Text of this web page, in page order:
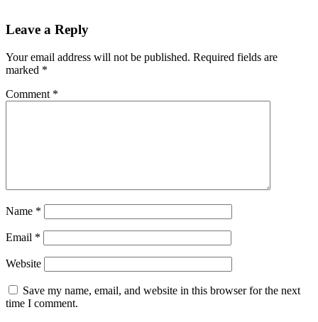
Leave a Reply
Your email address will not be published. Required fields are
marked *
Comment *
Name *
Email *
Website
Save my name, email, and website in this browser for the next
time I comment.